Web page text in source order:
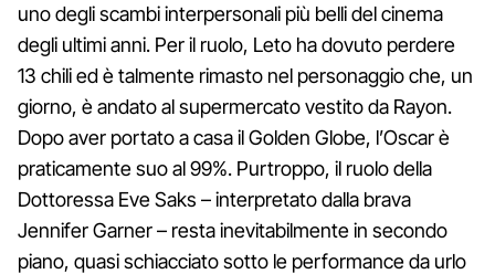
uno degli scambi interpersonali più belli del cinema
degli ultimi anni. Per il ruolo, Leto ha dovuto perdere
13 chili ed è talmente rimasto nel personaggio che, un
giorno, è andato al supermercato vestito da Rayon.
Dopo aver portato a casa il Golden Globe, l’Oscar è
praticamente suo al 99%. Purtroppo, il ruolo della
Dottoressa Eve Saks – interpretato dalla brava
Jennifer Garner – resta inevitabilmente in secondo
piano, quasi schiacciato sotto le performance da urlo